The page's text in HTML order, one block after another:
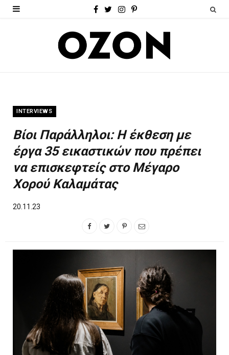
F
k
T
i
I
a
m
P
s
t
INTERVIEWS
Βίοι Παράλληλοι: Η έκθεση με
έργα 35 εικαστικών που πρέπει
να επισκεφτείς στο Μέγαρο
Χορού Καλαμάτας
20.11.23